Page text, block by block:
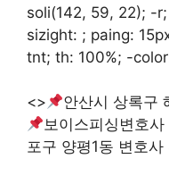
soli(142, 59, 22); -
sizight: ; paing:
tnt; th: 100%; -
<>
안산시 상록구
보이스피싱변호
포구 양평1동 변호